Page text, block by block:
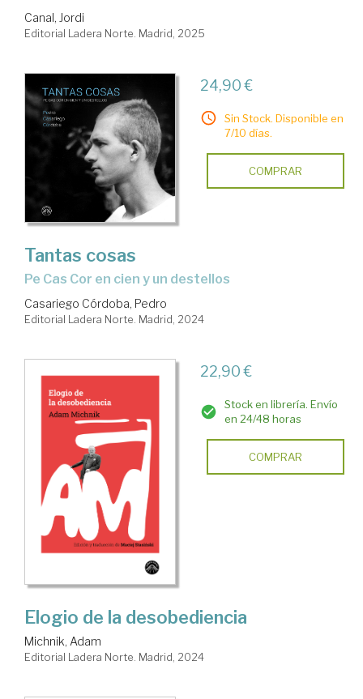
Canal, Jordi
Editorial Ladera Norte. Madrid, 2025
24,90 €
Sin Stock. Disponible en
7/10 días.
COMPRAR
Tantas cosas
Pe Cas Cor en cien y un destellos
Casariego Córdoba, Pedro
Editorial Ladera Norte. Madrid, 2024
22,90 €
Stock en librería. Envío
en 24/48 horas
COMPRAR
Elogio de la desobediencia
Michnik, Adam
Editorial Ladera Norte. Madrid, 2024